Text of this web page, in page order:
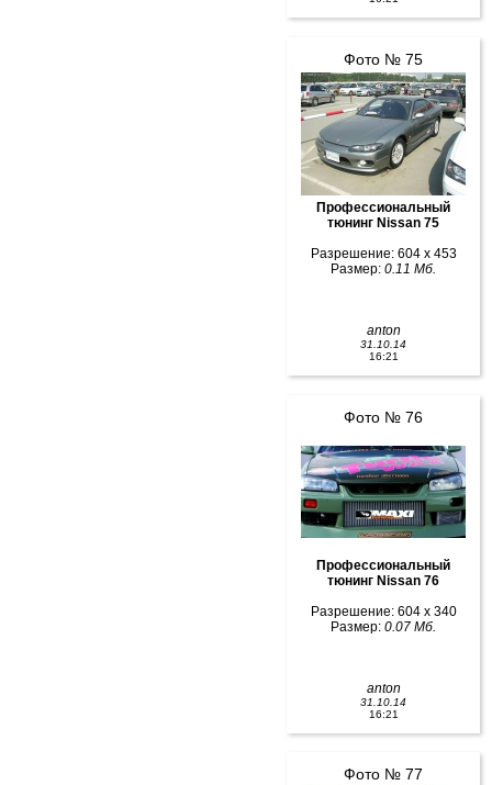
Фото № 75
Профессиональный
тюнинг Nissan 75
Разрешение: 604 x 453
Размер: 0.11 Мб.
anton
31.10.14
16:21
Фото № 76
Профессиональный
тюнинг Nissan 76
Разрешение: 604 x 340
Размер: 0.07 Мб.
anton
31.10.14
16:21
Фото № 77